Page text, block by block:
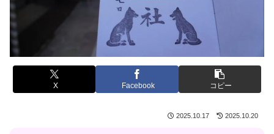
X Facebook コピー
2025.10.17 2025.10.20